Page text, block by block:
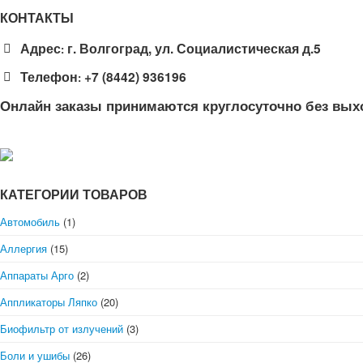
КОНТАКТЫ
Адрес: г. Волгоград, ул. Социалистическая д.5
Телефон: +7 (8442) 936196
Онлайн заказы принимаются круглосуточно без
КАТЕГОРИИ ТОВАРОВ
Автомобиль (1)
Аллергия (15)
Аппараты Арго (2)
Аппликаторы Ляпко (20)
Биофильтр от излучений (3)
Боли и ушибы (26)